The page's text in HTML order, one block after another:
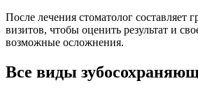
После лечения стоматолог составляет
визитов, чтобы оценить результат и
возможные осложнения.
Все виды